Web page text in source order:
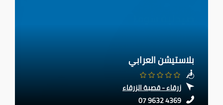
بلاستيشن العرابي
زرقاء - قصبة الزرقاء
07 9632 4369